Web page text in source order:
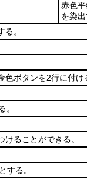
赤色
を染出
。
ボタンを2行に付け
。
ることができる。
する。